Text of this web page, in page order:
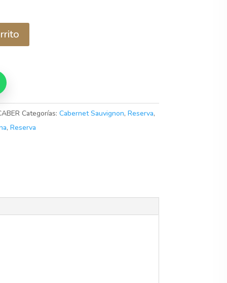
Categorías: Cabernet Sauvignon, Reserva,
, Reserva